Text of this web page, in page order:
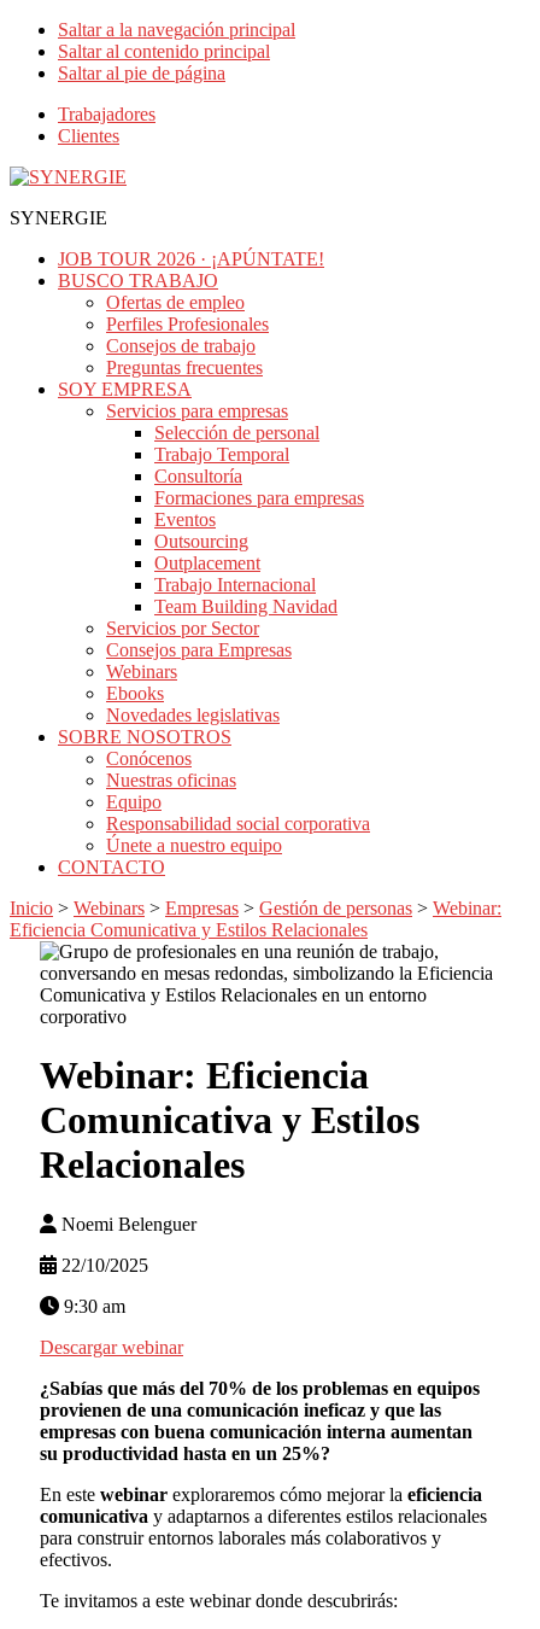
Saltar a la navegación principal
Saltar al contenido principal
Saltar al pie de página
Trabajadores
Clientes
SYNERGIE
JOB TOUR 2026 · ¡APÚNTATE!
BUSCO TRABAJO
Ofertas de empleo
Perfiles Profesionales
Consejos de trabajo
Preguntas frecuentes
SOY EMPRESA
Servicios para empresas
Selección de personal
Trabajo Temporal
Consultoría
Formaciones para empresas
Eventos
Outsourcing
Outplacement
Trabajo Internacional
Team Building Navidad
Servicios por Sector
Consejos para Empresas
Webinars
Ebooks
Novedades legislativas
SOBRE NOSOTROS
Conócenos
Nuestras oficinas
Equipo
Responsabilidad social corporativa
Únete a nuestro equipo
CONTACTO
Inicio > Webinars > Empresas > Gestión de personas > Webinar:
Eficiencia Comunicativa y Estilos Relacionales
Webinar: Eficiencia
Comunicativa y Estilos
Relacionales
Noemi Belenguer
22/10/2025
9:30 am
Descargar webinar
¿Sabías que más del 70% de los problemas en equipos
provienen de una comunicación ineficaz y que las
empresas con buena comunicación interna aumentan
su productividad hasta en un 25%?
En este webinar exploraremos cómo mejorar la eficiencia
comunicativa y adaptarnos a diferentes estilos relacionales
para construir entornos laborales más colaborativos y
efectivos.
Te invitamos a este webinar donde descubrirás: